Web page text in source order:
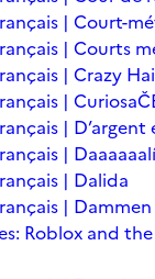
| Court-
| Courts
| Crazy
| Curiosa
| D’argent
|
| Dalida
| Dammen
Roblox and